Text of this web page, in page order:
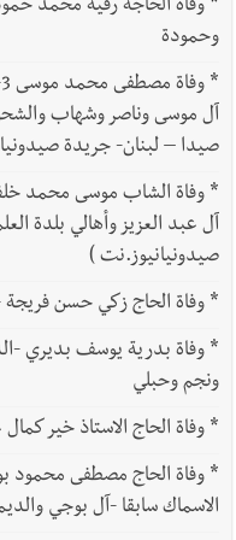
*
وحمودة
*
آل موسى وناصر وشهاب
صيدا – لبنان- جريدة
*
آل عبد العزيز وأهالي بلدة
صيدونيانيوز.نت )
*وفاة الحاج زكي حسن فريجة -
*
ونجم وحبلي
*وفاة الحاج الاستاذ خير كمال
*
الاسماك سابقا -آل بوجي